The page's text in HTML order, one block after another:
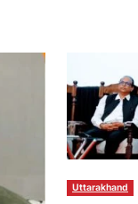
Uttarakhand